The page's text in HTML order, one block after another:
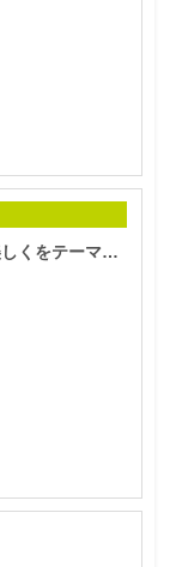
【ファビウス公式EC】すべての女性を美しくをテーマにした商品で女性の美を応援しています